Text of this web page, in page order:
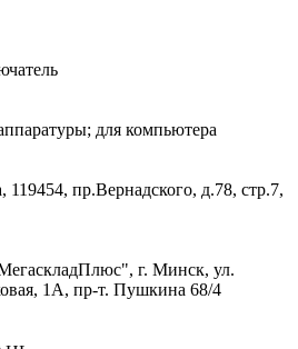
для компьютера
119454, пр.Вернадского, д.78, стр.7,
г. Минск, ул.
1А, пр-т. Пушкина 68/4